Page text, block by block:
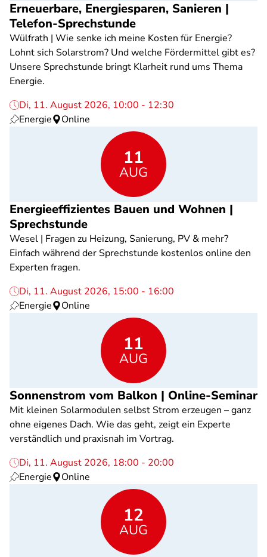
Erneuerbare, Energiesparen, Sanieren |
Telefon-Sprechstunde
Wülfrath | Wie senke ich meine Kosten für Energie?
Lohnt sich Solarstrom? Und welche Fördermittel gibt es?
Unsere Sprechstunde bringt Klarheit rund ums Thema
Energie.
Di, 11. August 2026, 10:00 - 12:30
Energie
Online
11
AUG
Energieeffizientes Bauen und Wohnen |
Sprechstunde
Wesel | Fragen zu Heizung, Sanierung, PV & mehr?
Einfach während der Sprechstunde kostenlos online den
Experten fragen.
Di, 11. August 2026, 15:00 - 16:00
Energie
Online
11
AUG
Sonnenstrom vom Balkon | Online-Seminar
Mit kleinen Solarmodulen selbst Strom erzeugen – ganz
ohne eigenes Dach. Wie das geht, zeigt ein Experte
verständlich und praxisnah im Vortrag.
Di, 11. August 2026, 18:00 - 20:00
Energie
Online
12
AUG